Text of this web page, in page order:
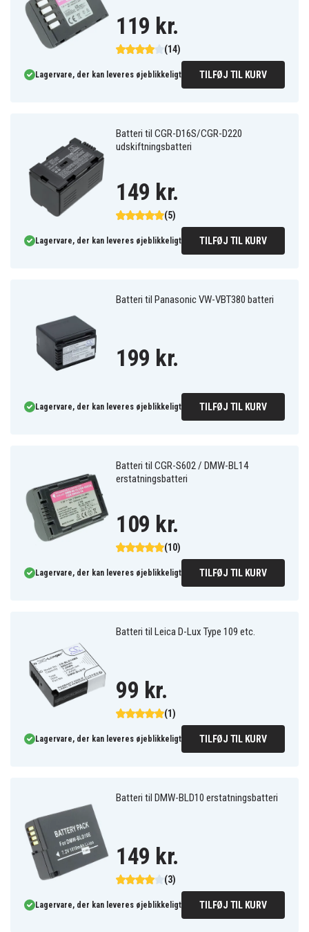
(14)
119 kr.
Lagervare, der kan leveres øjeblikkeligt TILFØJ TIL KURV
Batteri til CGR-D16S/CGR-D220
udskiftningsbatteri
(5)
149 kr.
Lagervare, der kan leveres øjeblikkeligt TILFØJ TIL KURV
Batteri til Panasonic VW-VBT380 batteri
199 kr.
Lagervare, der kan leveres øjeblikkeligt TILFØJ TIL KURV
Batteri til CGR-S602 / DMW-BL14
erstatningsbatteri
(10)
109 kr.
Lagervare, der kan leveres øjeblikkeligt TILFØJ TIL KURV
Batteri til Leica D-Lux Type 109 etc.
(1)
99 kr.
Lagervare, der kan leveres øjeblikkeligt TILFØJ TIL KURV
Batteri til DMW-BLD10 erstatningsbatteri
(3)
149 kr.
Lagervare, der kan leveres øjeblikkeligt TILFØJ TIL KURV